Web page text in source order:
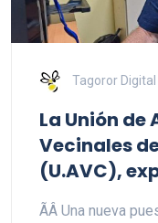
Tagoror Digital
La Unión de
Vecinales
(U.AVC),
ÃÂ Una nueva